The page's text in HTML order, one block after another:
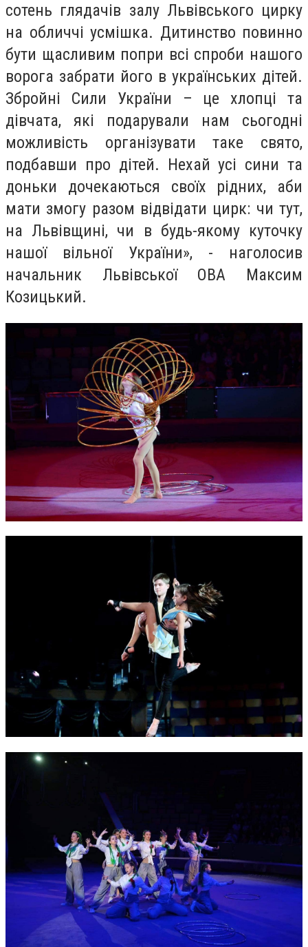
сотень глядачів залу Львівського цирку
на обличчі усмішка. Дитинство повинно
бути щасливим попри всі спроби нашого
ворога забрати його в українських дітей.
Збройні Сили України – це хлопці та
дівчата, які подарували нам сьогодні
можливість організувати таке свято,
подбавши про дітей. Нехай усі сини та
доньки дочекаються своїх рідних, аби
мати змогу разом відвідати цирк: чи тут,
на Львівщині, чи в будь-якому куточку
нашої вільної України», - наголосив
начальник Львівської ОВА Максим
Козицький.